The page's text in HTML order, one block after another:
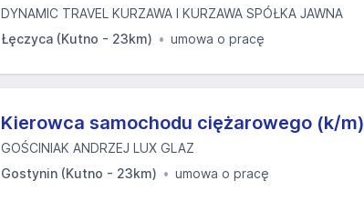
DYNAMIC TRAVEL KURZAWA I KURZAWA SPÓŁKA JAWNA
Łęczyca (Kutno - 23km)
umowa o pracę
Kierowca samochodu ciężarowego (k/m)
GOŚCINIAK ANDRZEJ LUX GLAZ
Gostynin (Kutno - 23km)
umowa o pracę